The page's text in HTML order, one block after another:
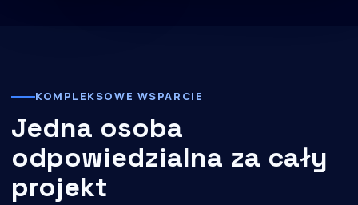
KOMPLEKSOWE WSPARCIE
Jedna osoba
odpowiedzialna za cały
projekt